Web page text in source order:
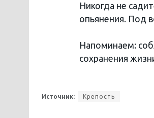
Никогда не
опьянения. Под
Напоминаем:
сохранения
Источник: Крепость